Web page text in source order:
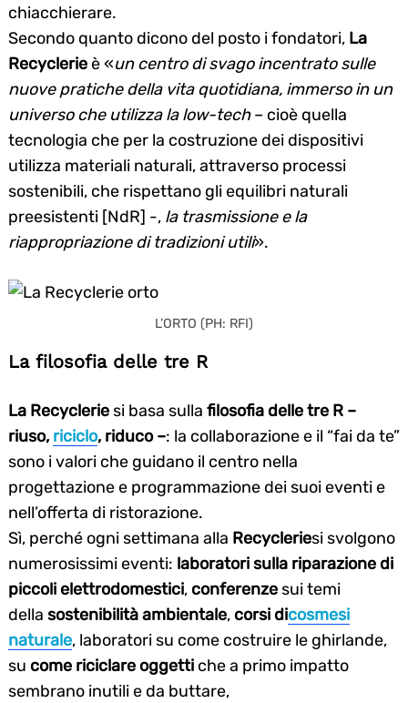
chiacchierare.
Secondo quanto dicono del posto i fondatori, La
Recyclerieè «un centro di svago incentrato sulle
nuove pratiche della vita quotidiana, immerso in un
universo che utilizza la low-tech– cioè quella
tecnologia che per la costruzione dei dispositivi
utilizza materiali naturali, attraverso processi
sostenibili, che rispettano gli equilibri naturali
preesistenti [NdR] -, la trasmissione e la
riappropriazione di tradizioni utili».
L’ORTO (PH: RFI)
La filosofia delle tre R
La Recyclerie si basa sulla filosofia delle tre R –
riuso, riciclo, riduco –: la collaborazione e il “fai da te”
sono i valori che guidano il centro nella
progettazione e programmazione dei suoi eventi e
nell’offerta di ristorazione.
Sì, perché ogni settimana alla Recycleriesi svolgono
numerosissimi eventi: laboratori sulla riparazione di
piccoli elettrodomestici, conferenze sui temi
della sostenibilità ambientale, corsi dicosmesi
naturale, laboratori su come costruire le ghirlande,
su come riciclare oggetti che a primo impatto
sembrano inutili e da buttare,